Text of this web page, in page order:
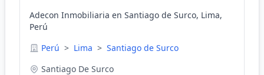
Adecon Inmobiliaria en Santiago de Surco, Lima,
Perú
Perú > Lima > Santiago de Surco
Santiago De Surco